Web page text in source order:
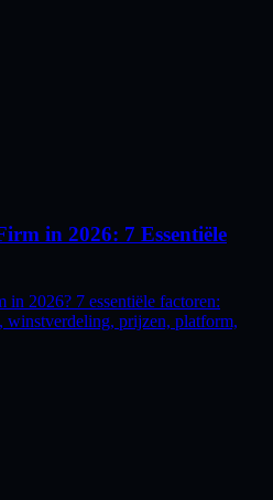
in 2026: 7 Essentiële
2026? 7 essentiële factoren:
prijzen, platform,